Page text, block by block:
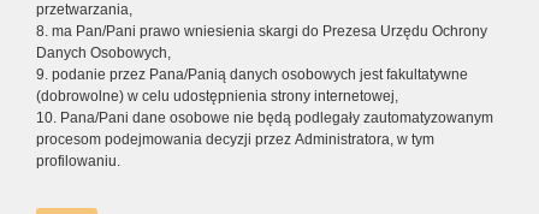
przetwarzania,
8. ma Pan/Pani prawo wniesienia skargi do Prezesa Urzędu Ochrony
Danych Osobowych,
9. podanie przez Pana/Panią danych osobowych jest fakultatywne
(dobrowolne) w celu udostępnienia strony internetowej,
10. Pana/Pani dane osobowe nie będą podlegały zautomatyzowanym
procesom podejmowania decyzji przez Administratora, w tym
profilowaniu.